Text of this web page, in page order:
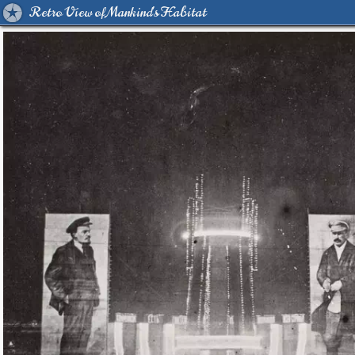
Retro View of Mankind's Habitat